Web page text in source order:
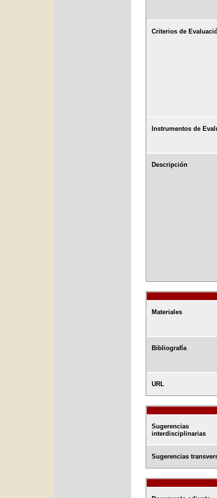
Criterios de
Instrumentos de
Descripción
Materiales
Bibliografía
URL
Sugerencias
interdisciplinarias
Sugerencias